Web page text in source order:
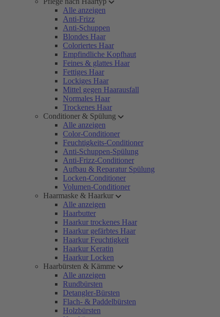
Alle anzeigen
Anti-Frizz
Anti-Schuppen
Blondes Haar
Coloriertes Haar
Empfindliche Kopfhaut
Feines & glattes Haar
Fettiges Haar
Lockiges Haar
Mittel gegen Haarausfall
Normales Haar
Trockenes Haar
Conditioner & Spülung
Alle anzeigen
Color-Conditioner
Feuchtigkeits-Conditioner
Anti-Schuppen-Spülung
Anti-Frizz-Conditioner
Aufbau & Reparatur Spülung
Locken-Conditioner
Volumen-Conditioner
Haarmaske & Haarkur
Alle anzeigen
Haarbutter
Haarkur trockenes Haar
Haarkur gefärbtes Haar
Haarkur Feuchtigkeit
Haarkur Keratin
Haarkur Locken
Haarbürsten & Kämme
Alle anzeigen
Rundbürsten
Detangler-Bürsten
Flach- & Paddelbürsten
Holzbürsten